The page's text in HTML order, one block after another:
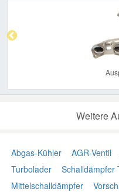
Weitere
Abgas-Kühler AGR-Ventil
Turbolader
Schalldämpfer
Mittelschalldämpfer